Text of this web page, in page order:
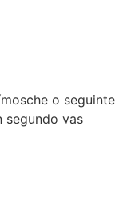
o seguinte
segundo vas